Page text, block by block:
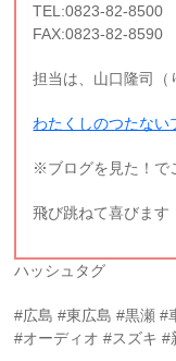
TEL:0823-82-8500
FAX:0823-82-8590
担当は、山口隆司（
わたくしのつたない
※ブログを見た！で
飛び跳ねて喜びます
ハッシュタグ
#広島 #東広島 #黒瀬 #
#オーディオ #スズキ #